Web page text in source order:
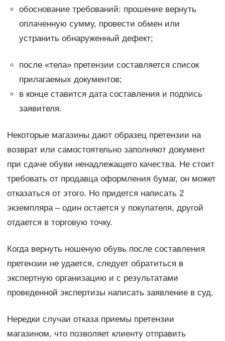
обоснование требований: прошение вернуть
оплаченную сумму, провести обмен или
устранить обнаруженный дефект;
после «тела» претензии составляется список
прилагаемых документов;
в конце ставится дата составления и подпись
заявителя.
Некоторые магазины дают образец претензии на
возврат или самостоятельно заполняют документ
при сдаче обуви ненадлежащего качества. Не стоит
требовать от продавца оформления бумаг, он может
отказаться от этого. Но придется написать 2
экземпляра – один остается у покупателя, другой
отдается в торговую точку.
Когда вернуть ношеную обувь после составления
претензии не удается, следует обратиться в
экспертную организацию и с результатами
проведенной экспертизы написать заявление в суд.
Нередки случаи отказа приемы претензии
магазином, что позволяет клиенту отправить